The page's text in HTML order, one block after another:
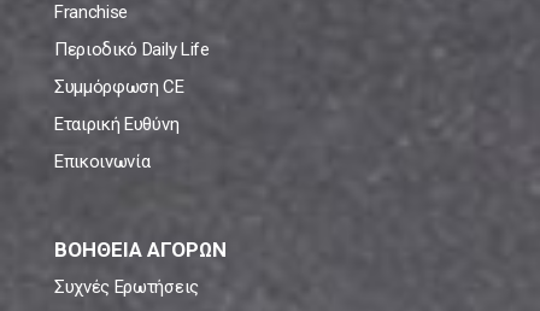
Franchise
Περιοδικό Daily Life
Συμμόρφωση CE
Εταιρική Ευθύνη
Επικοινωνία
ΒΟΗΘΕΙΑ ΑΓΟΡΩΝ
Συχνές Ερωτήσεις